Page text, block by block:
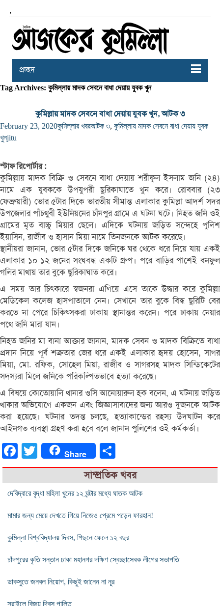
,
প্রচ্ছদ
Tag Archives: কুমিল্লায় মাদক সেবনে বাধা দেয়ায় যুবক খুন
কুমিল্লায় মাদক সেবনে বাধা দেয়ায় যুবক খুন, আটক ৩
February 23, 2020কুমিল্লার খবরআটক ৩, কুমিল্লায় মাদক সেবনে বাধা দেয়ায় যুবক
খুনjitu
স্টাফ রিপোর্টার :
কুমিল্লায় মাদক বিক্রি ও সেবনে বাধা দেয়ায় শরীফুল ইসলাম জনি (২৪)
নামে এক যুবককে উপযুপরী ছুরিকাঘাতে খুন করে। রোববার (২৩
ফেব্রুয়ারী) ভোর ৫টার দিকে ভারতীয় সীমান্ত এলাকার কুমিল্লা আদর্শ সদর
উপজেলার পাঁচথুবী ইউনিয়নের চাঁনপুর গ্রামে এ ঘটনা ঘটে। নিহত জনি ওই
গ্রামের মৃত বাচ্চু মিয়ার ছেলে। এদিকে ঘটনায় জড়িত সন্দেহে পুলিশ
ইয়াসিন, রাজীব ও হাসান মিয়া নামে তিনজনকে আটক করেছে।
স্থানীয়রা জানান, ভোর ৫টার দিকে জনিকে ঘর থেকে ধরে নিয়ে যায় একই
এলাকার ১০-১২ জনের সংঘবদ্ধ একটি গ্রুপ। পরে বাড়ির পাশেই বনফুল
গলির মাথায় তার বুকে ছুরিকাঘাত করে।
এ সময় তার চিৎকারে স্বজনরা এগিয়ে এসে তাকে উদ্ধার করে কুমিল্লা
মেডিকেল কলেজ হাসপাতালে নেন। সেখানে তার বুকে বিদ্ধ ছুরিটি বের
করতে না পেরে চিকিৎসকরা ঢাকায় স্থানান্তর করেন। পরে ঢাকায় নেয়ার
পথে জনি মারা যান।
নিহত জনির মা বানা আক্তার জানান, মাদক সেবন ও মাদক বিক্রিতে বাধা
প্রদান নিয়ে পূর্ব শত্রুতার জের ধরে একই এলাকার হৃদয় হোসেন, সাগর
মিয়া, মো. রফিক, সোহেল মিয়া, রাজীব ও সাগরসহ মাদক সিন্ডিকেটের
সদস্যরা মিলে জনিকে পরিকল্পিতভাবে হত্যা করেছে।
এ বিষয়ে কোতোয়ালি থানার ওসি আনোয়ারুল হক বলেন, এ ঘটনায় জড়িত
থাকার অভিযোগে একজন এবং জিজ্ঞাসাবাদের জন্য আরও দুজনকে আটক
করা হয়েছে। ঘটনার তদন্ত চলছে, হত্যাকান্ডের রহস্য উদ্ঘাটন করে
আইনগত ব্যবস্থা গ্রহণ করা হবে বলে জানান পুলিশের ওই কর্মকর্তা।
FacebookTwitter Share
সাম্প্রতিক খবর
দেবিদ্বারে বৃদ্ধা মহিলা খুনের ১২ ঘন্টার মধ্যে ঘাতক আটক
মামার জন্য মেয়ে দেখতে গিয়ে নিজেও প্রেমে পড়েন ফারহান!
কুমিল্লা বিশ্ববিদ্যালয় দিবস, পিছনে ফেলে ১২ বছর
চাঁদপুরের কৃতি সন্তান ঢাকা মহানগর দক্ষিণ স্বেচ্ছাসেবক লীগের সভাপতি
ডাকসুতে জনবল নিয়োগ, কিছুই জানেন না নূর
সরাইলে বিজয় দিবস পালিত